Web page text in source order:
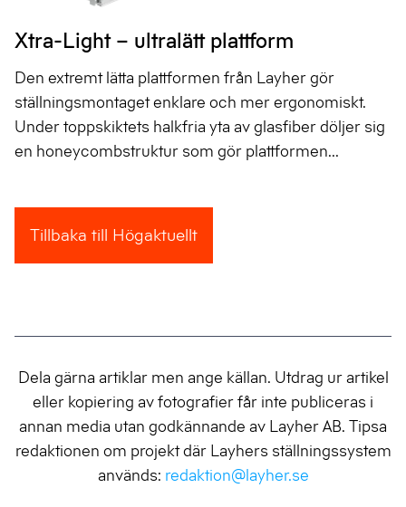
Xtra-Light – ultralätt plattform
Den extremt lätta plattformen från Layher gör
ställningsmontaget enklare och mer ergonomiskt.
Under toppskiktets halkfria yta av glasfiber döljer sig
en honeycombstruktur som gör plattformen...
Tillbaka till Högaktuellt
Dela gärna artiklar men ange källan. Utdrag ur artikel
eller kopiering av fotografier får inte publiceras i
annan media utan godkännande av Layher AB. Tipsa
redaktionen om projekt där Layhers ställningssystem
används: redaktion@layher.se